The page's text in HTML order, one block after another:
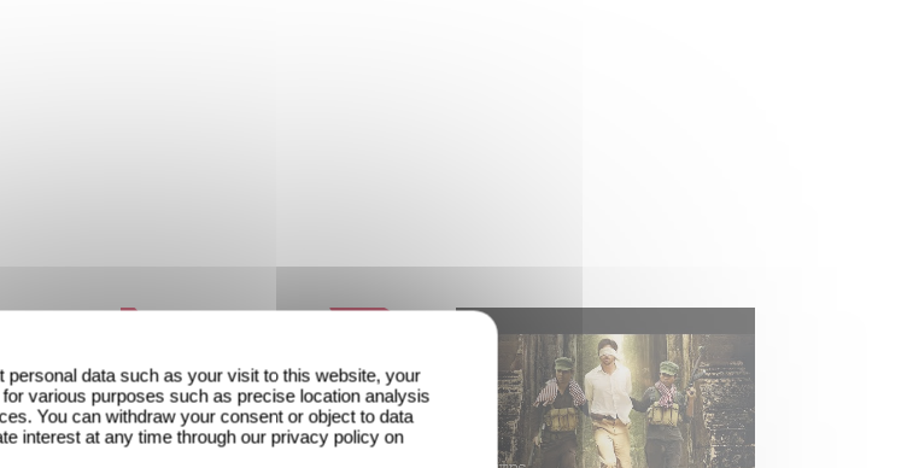
personal data such as your visit to this website, your
various purposes such as precise location analysis
You can withdraw your consent or object to data
interest at any time through our privacy policy on